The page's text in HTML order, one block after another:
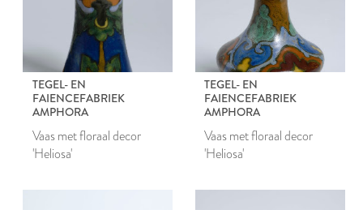
TEGEL- EN
FAIENCEFABRIEK
AMPHORA
Vaas met floraal decor
'Heliosa'
TEGEL- EN
FAIENCEFABRIEK
AMPHORA
Vaas met floraal decor
'Heliosa'